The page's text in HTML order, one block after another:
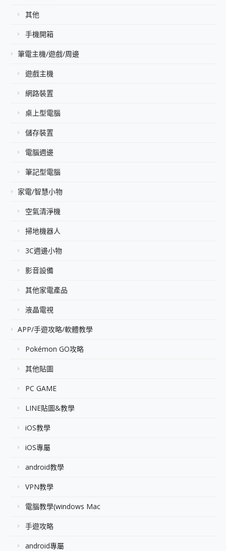
其他
手機開箱
筆電主機/遊戲/周邊
遊戲主機
網路裝置
桌上型電腦
儲存裝置
電腦週邊
筆記型電腦
家電/智慧小物
空氣清淨機
掃地機器人
3C週邊小物
影音設備
其他家電產品
液晶電視
APP/手遊攻略/軟體教學
Pokémon GO攻略
其他貼圖
PC GAME
LINE貼圖&教學
iOS教學
iOS專屬
android教學
VPN教學
電腦教學(windows Mac
手遊攻略
android專屬